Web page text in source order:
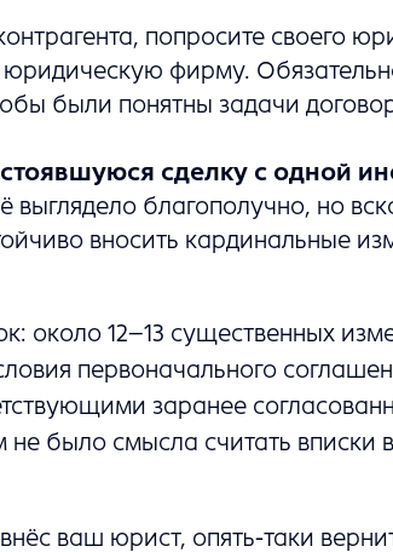
попросите своего
юридическую фирму.
были понятны задачи
сделку с одной
выглядело благополучно, но
вносить кардинальные
около 12–13 существенных
первоначального
заранее
не было смысла считать вписки
ваш юрист, опять-таки